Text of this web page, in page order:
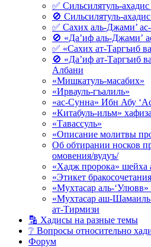
✅ Сильсилятуль-ахадис
🚫 Сильсилятуль-
✅ Сахих аль-Джами’
🚫 «Да’иф аль-Джами’
✅ «Сахих ат-Таргъиб
🚫 «Да’иф ат-Таргъиб
Албани
«Мишкатуль-масабих»
«Ирвауль-гъалиль»
«ас-Сунна» Ибн Абу
«Китабуль-ильм»
«Тавассуль»
«Описание молитвы
Об обтирании носков
омовения/вудуъ/
«Хадж пророка» шейха
«Этикет
«Мухтасар аль-
«Мухтасар аш-
ат-Тирмизи
🔡 Хадисы на разные темы
❔ Вопросы относительно
Форум